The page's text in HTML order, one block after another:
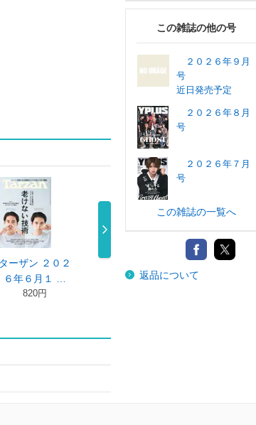
ターザン ２０２
６年６月１ …
820円
ＴＨＥ ＲＡＫ
Ｅ ＪＡＰＡ …
アイドルヴィレ
ッジ ２０２ …
この雑誌の他の号
２０２６年９月
号
近日発売予定
２０２６年８月
号
２０２６年７月
号
この雑誌の一覧へ
返品について